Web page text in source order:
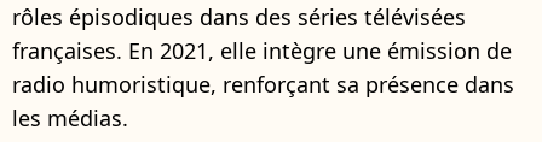
rôles épisodiques dans des séries télévisées
françaises. En 2021, elle intègre une émission de
radio humoristique, renforçant sa présence dans
les médias.